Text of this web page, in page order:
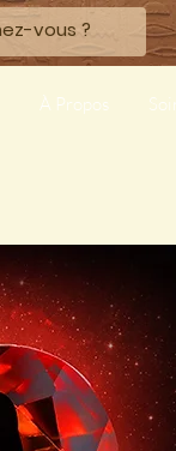
À Propos